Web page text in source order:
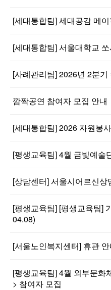
[세대통합팀] 세대공감 메
[세대통합팀] 서울대학교
[사례관리팀] 2026년 2분기
깜짝공연 참여자 모집 안내
[세대통합팀] 2026 자원봉
[평생교육팀] 4월 금빛예술
[상담센터] 서울시어르신
[평생교육팀] [평생교육팀]
04.08)
[서울노인복지센터] 휴관 안
[평생교육팀] 4월 외부문화
> 참여자 모집